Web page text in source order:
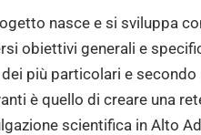
nasce e si sviluppa
obiettivi generali e
dei più particolari e secondo
è quello di creare una
scientifica in Alto